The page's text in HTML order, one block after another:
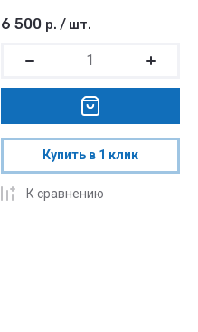
6 500 р. / шт.
Купить в 1 клик
К сравнению